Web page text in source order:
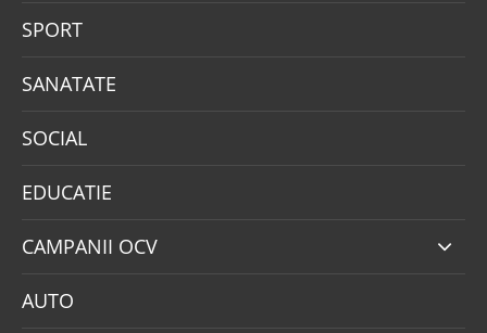
SPORT
SANATATE
SOCIAL
EDUCATIE
CAMPANII OCV
AUTO